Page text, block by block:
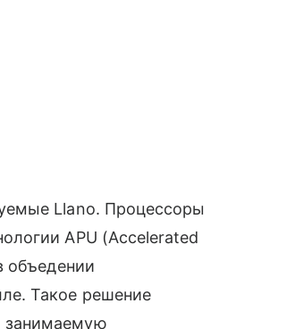
Llano. Процессоры
APU (Accelerated
объедении
Такое решение
занимаемую